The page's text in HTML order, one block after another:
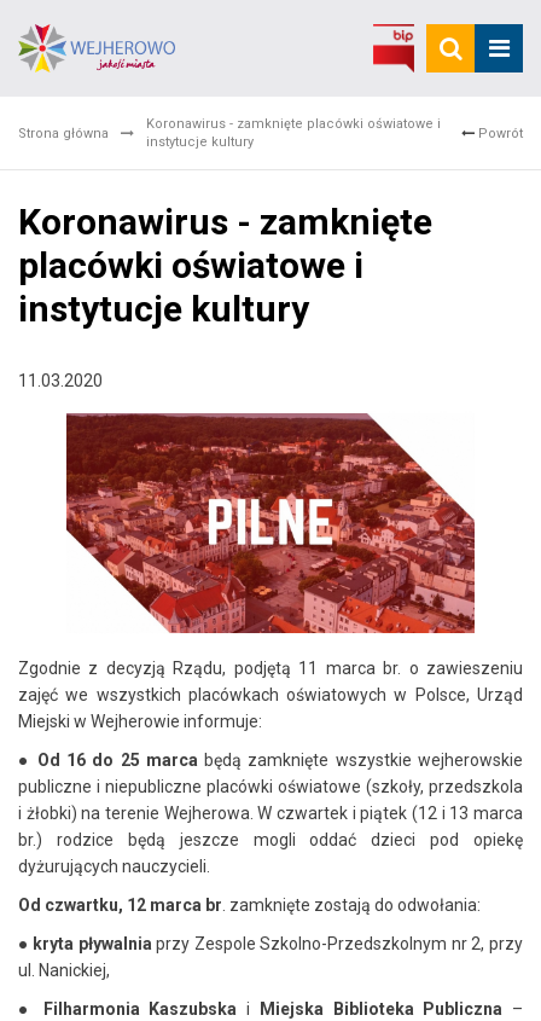
Strona główna
Koronawirus - zamknięte placówki oświatowe i
instytucje kultury
Powrót
Koronawirus - zamknięte
placówki oświatowe i
instytucje kultury
11.03.2020
Zgodnie z decyzją Rządu, podjętą 11 marca br. o zawieszeniu
zajęć we wszystkich placówkach oświatowych w Polsce, Urząd
Miejski w Wejherowie informuje:
● Od 16 do 25 marca będą zamknięte wszystkie wejherowskie
publiczne i niepubliczne placówki oświatowe (szkoły, przedszkola
i żłobki) na terenie Wejherowa. W czwartek i piątek (12 i 13 marca
br.) rodzice będą jeszcze mogli oddać dzieci pod opiekę
dyżurujących nauczycieli.
Od czwartku, 12 marca br . zamknięte zostają do odwołania:
● kryta pływalnia przy Zespole Szkolno-Przedszkolnym nr 2, przy
ul. Nanickiej,
●
Filharmonia Kaszubska i Miejska Biblioteka Publiczna –